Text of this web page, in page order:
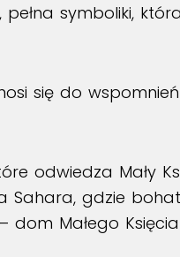
symboliki,
się do
odwiedza Mały
Sahara, gdzie
– dom Małego Księcia